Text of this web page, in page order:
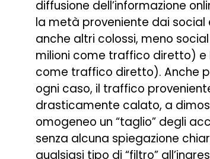
diffusione dell’informazione
la metà proveniente dai social
anche altri colossi, meno
milioni come traffico diretto) e
come traffico diretto). Anche
ogni caso, il traffico
drasticamente calato, a
omogeneo un “taglio” degli
senza alcuna spiegazione
qualsiasi tipo di “filtro”